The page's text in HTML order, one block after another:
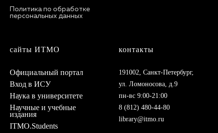
Политика по обработке
персональных данных
сайты ИТМО
Официальный портал
Вход в ИСУ
Наука в университете
Научные и учебные
издания
ITMO.Students
контакты
191002, Санкт-Петербург,
ул. Ломоносова, д.9
пн-вс 9:00-21:00
8 (812) 480-44-80
library@itmo.ru